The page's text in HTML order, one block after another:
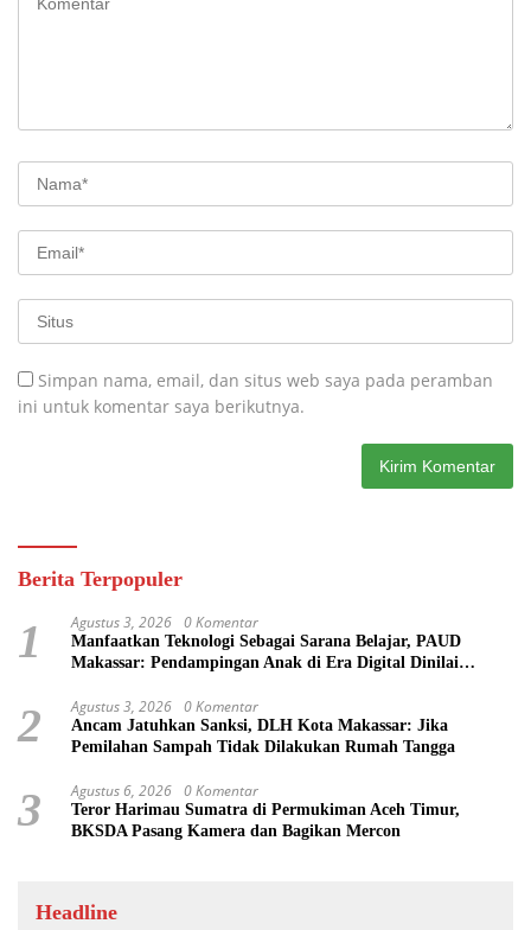
Simpan nama, email, dan situs web saya pada peramban
ini untuk komentar saya berikutnya.
Berita Terpopuler
1 Agustus 3, 2026 0 Komentar
Manfaatkan Teknologi Sebagai Sarana Belajar, PAUD
Makassar: Pendampingan Anak di Era Digital Dinilai
2 Agustus 3, 2026 0 Komentar
Ancam Jatuhkan Sanksi, DLH Kota Makassar: Jika
Pemilahan Sampah Tidak Dilakukan Rumah Tangga
3 Agustus 6, 2026 0 Komentar
Teror Harimau Sumatra di Permukiman Aceh Timur,
BKSDA Pasang Kamera dan Bagikan Mercon
Headline